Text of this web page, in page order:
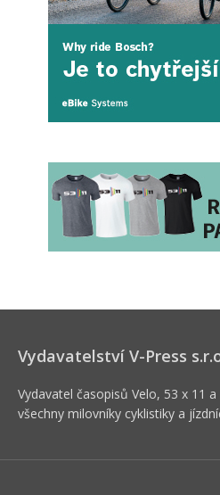
Vydavatelství V-Press
Vydavatel časopisů Velo, 53 x 11
všechny milovníky cyklistiky a